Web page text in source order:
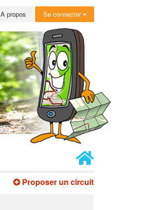
A propos Se connecter
Proposer un circuit